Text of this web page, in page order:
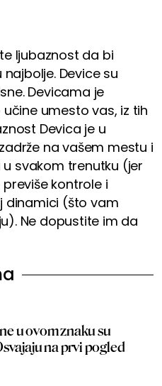
ljubaznost da bi
Device su
Devicama je
umesto vas, iz tih
Devica je u
na vašem mestu i
svakom trenutku (jer
kontrole i
dinamici (što vam
Ne dopustite im da
u ovom znaku su
na prvi pogled